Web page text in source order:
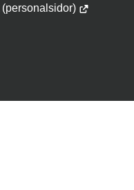
(personalsidor)